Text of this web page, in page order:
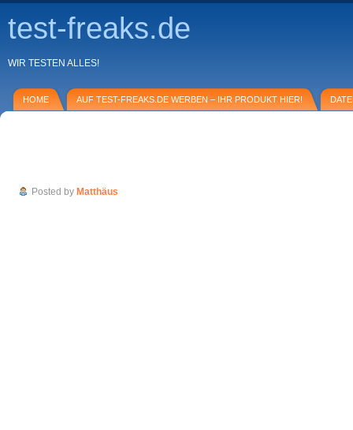
test-freaks.de
WIR TESTEN ALLES!
HOME AUF TEST-FREAKS.DE WERBEN – IHR PRODUKT HIER!
Posted by Matthäus